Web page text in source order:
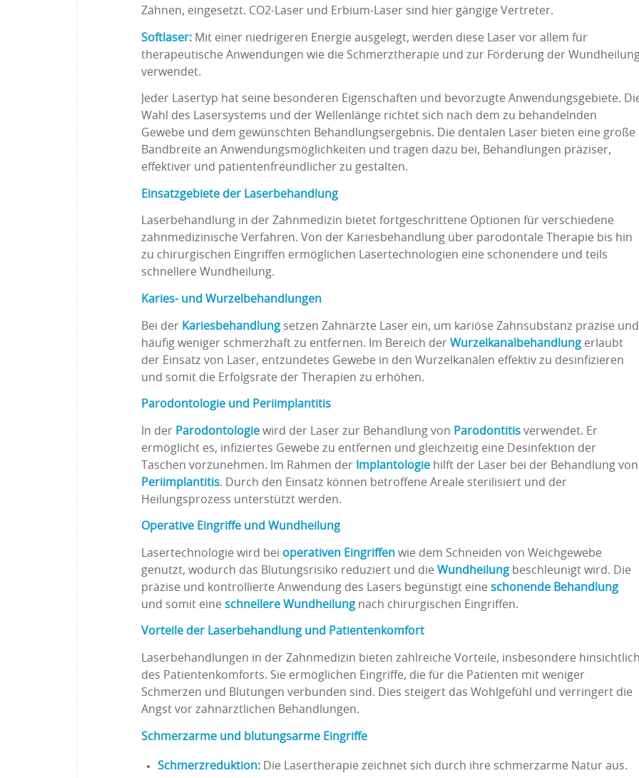
Zähnen, eingesetzt. CO2-Laser und Erbium-Laser sind hier gängige Vertreter.
Softlaser: Mit einer niedrigeren Energie ausgelegt, werden diese Laser vor allem für
therapeutische Anwendungen wie die Schmerztherapie und zur Förderung der
verwendet.
Jeder Lasertyp hat seine besonderen Eigenschaften und bevorzugte Anwendungsgebiete.
Wahl des Lasersystems und der Wellenlänge richtet sich nach dem zu behandelnden
Gewebe und dem gewünschten Behandlungsergebnis. Die dentalen Laser bieten eine große
Bandbreite an Anwendungsmöglichkeiten und tragen dazu bei, Behandlungen präziser,
effektiver und patientenfreundlicher zu gestalten.
Einsatzgebiete der Laserbehandlung
Laserbehandlung in der Zahnmedizin bietet fortgeschrittene Optionen für verschiedene
zahnmedizinische Verfahren. Von der Kariesbehandlung über parodontale Therapie bis hin
zu chirurgischen Eingriffen ermöglichen Lasertechnologien eine schonendere und teils
schnellere Wundheilung.
Karies- und Wurzelbehandlungen
Bei der Kariesbehandlung setzen Zahnärzte Laser ein, um kariöse Zahnsubstanz präzise und
häufig weniger schmerzhaft zu entfernen. Im Bereich der Wurzelkanalbehandlung erlaubt
der Einsatz von Laser, entzündetes Gewebe in den Wurzelkanälen effektiv zu desinfizieren
und somit die Erfolgsrate der Therapien zu erhöhen.
Parodontologie und Periimplantitis
In der Parodontologie wird der Laser zur Behandlung von Parodontitis verwendet. Er
ermöglicht es, infiziertes Gewebe zu entfernen und gleichzeitig eine Desinfektion der
Taschen vorzunehmen. Im Rahmen der Implantologie hilft der Laser bei der Behandlung von
Periimplantitis. Durch den Einsatz können betroffene Areale sterilisiert und der
Heilungsprozess unterstützt werden.
Operative Eingriffe und Wundheilung
Lasertechnologie wird bei operativen Eingriffen wie dem Schneiden von Weichgewebe
genutzt, wodurch das Blutungsrisiko reduziert und die Wundheilung beschleunigt wird. Die
präzise und kontrollierte Anwendung des Lasers begünstigt eine schonende Behandlung
und somit eine schnellere Wundheilung nach chirurgischen Eingriffen.
Vorteile der Laserbehandlung und Patientenkomfort
Laserbehandlungen in der Zahnmedizin bieten zahlreiche Vorteile, insbesondere
des Patientenkomforts. Sie ermöglichen Eingriffe, die für die Patienten mit weniger
Schmerzen und Blutungen verbunden sind. Dies steigert das Wohlgefühl und verringert die
Angst vor zahnärztlichen Behandlungen.
Schmerzarme und blutungsarme Eingriffe
Schmerzreduktion: Die Lasertherapie zeichnet sich durch ihre schmerzarme Natur aus.